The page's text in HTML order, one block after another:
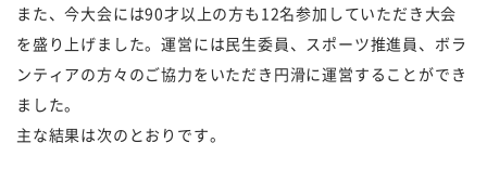
プライバシーポリシー
カスタマーハラスメントに
対する基本方針
また、今大会には90才以上の方も12名参加していただき大会
を盛り上げました。運営には民生委員、スポーツ推進員、ボラ
ンティアの方々のご協力をいただき円滑に運営することができ
ました。
主な結果は次のとおりです。